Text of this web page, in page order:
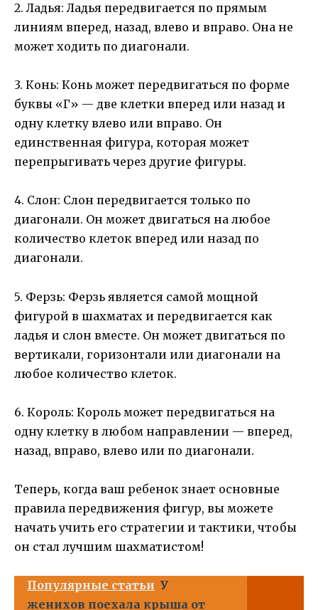
2. Ладья: Ладья передвигается по прямым
линиям вперед, назад, влево и вправо. Она не
может ходить по диагонали.
3. Конь: Конь может передвигаться по форме
буквы «Г» — две клетки вперед или назад и
одну клетку влево или вправо. Он
единственная фигура, которая может
перепрыгивать через другие фигуры.
4. Слон: Слон передвигается только по
диагонали. Он может двигаться на любое
количество клеток вперед или назад по
диагонали.
5. Ферзь: Ферзь является самой мощной
фигурой в шахматах и передвигается как
ладья и слон вместе. Он может двигаться по
вертикали, горизонтали или диагонали на
любое количество клеток.
6. Король: Король может передвигаться на
одну клетку в любом направлении — вперед,
назад, вправо, влево или по диагонали.
Теперь, когда ваш ребенок знает основные
правила передвижения фигур, вы можете
начать учить его стратегии и тактики, чтобы
он стал лучшим шахматистом!
Популярные статьи У
женихов поехала крыша от